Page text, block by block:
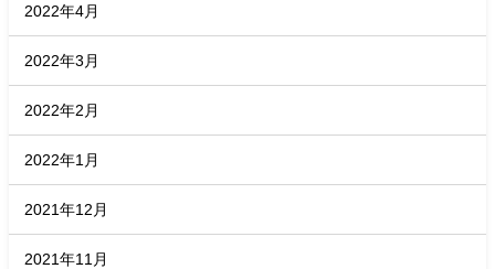
2022年4月
2022年3月
2022年2月
2022年1月
2021年12月
2021年11月